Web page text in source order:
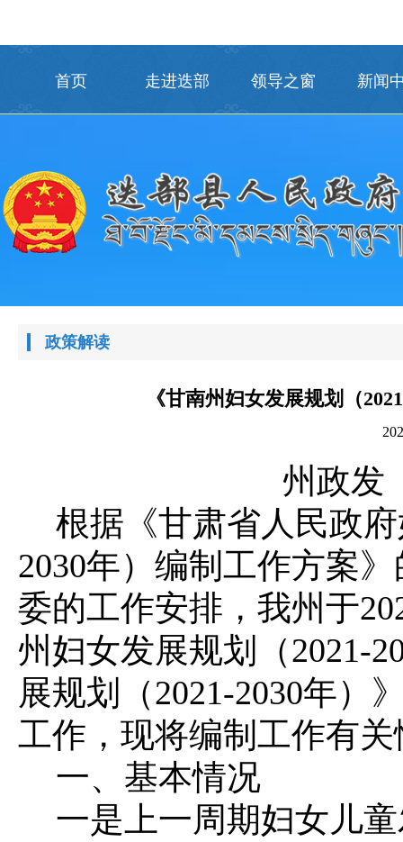
首页 走进迭部 领导之窗 新闻
政策解读
《甘南州妇女发展规划（
州政发
根据《甘肃省人民政
2030年）编制工作方案
委的工作安排，我州于
州妇女发展规划（2021-
展规划（2021-2030年）
工作，现将编制工作有
一、基本情况
一是 上一周期妇女儿